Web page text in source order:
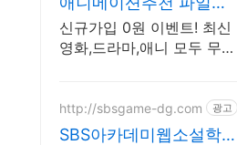
초고속, 4K 실시간 보기!
신규가입 0원 이벤트! 최신
영화,드라마,애니 모두 무료!
http://sbsgame-dg.com 광고
SBS아카데미웹소설학원